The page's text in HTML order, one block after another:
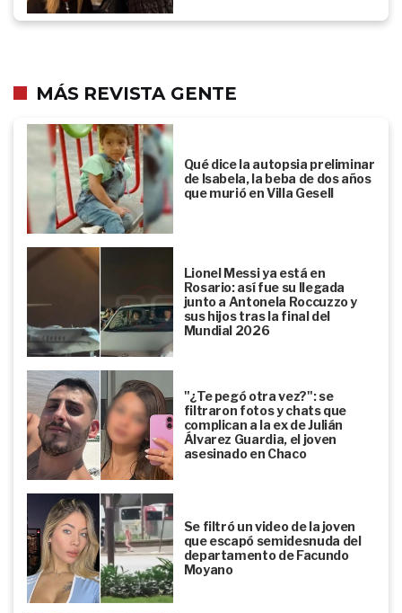
MÁS REVISTA GENTE
Qué dice la autopsia preliminar
de Isabela, la beba de dos años
que murió en Villa Gesell
Lionel Messi ya está en
Rosario: así fue su llegada
junto a Antonela Roccuzzo y
sus hijos tras la final del
Mundial 2026
"¿Te pegó otra vez?": se
filtraron fotos y chats que
complican a la ex de Julián
Álvarez Guardia, el joven
asesinado en Chaco
Se filtró un video de la joven
que escapó semidesnuda del
departamento de Facundo
Moyano